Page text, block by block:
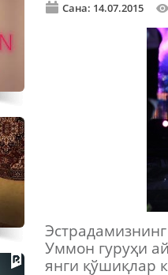
Сана: 14.07.2015
Уммон гуруҳи
янги қўшиқлар